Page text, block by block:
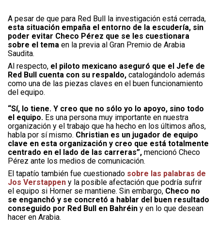
A pesar de que para Red Bull la investigación está cerrada,
esta situación empaña el entorno de la escudería, sin
poder evitar Checo Pérez que se les cuestionara
sobre el tema en la previa al Gran Premio de Arabia
Saudita.
Al respecto, el piloto mexicano aseguró que el Jefe de
Red Bull cuenta con su respaldo, catalogándolo además
como una de las piezas claves en el buen funcionamiento
del equipo.
“Sí, lo tiene. Y creo que no sólo yo lo apoyo, sino todo
el equipo. Es una persona muy importante en nuestra
organización y el trabajo que ha hecho en los últimos años,
habla por sí mismo. Christian es un jugador de equipo
clave en esta organización y creo que está totalmente
centrado en el lado de las carreras”, mencionó Checo
Pérez ante los medios de comunicación.
El tapatío también fue cuestionado sobre las palabras de
Jos Verstappen y la posible afectación que podría sufrir
el equipo si Horner se mantiene. Sin embargo, Checo no
se enganchó y se concretó a hablar del buen resultado
conseguido por Red Bull en Bahréin y en lo que desean
hacer en Arabia.